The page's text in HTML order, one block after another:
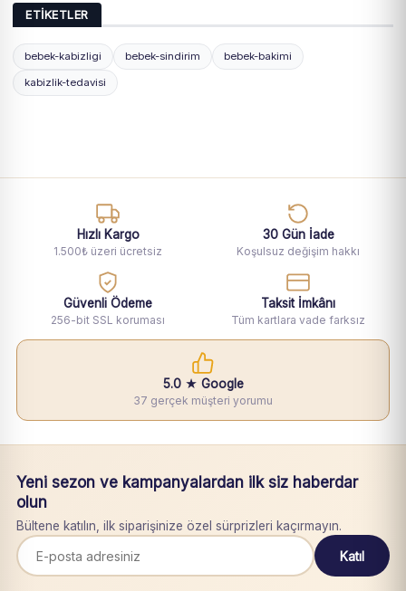
ETIKETLER
bebek-kabizligi bebek-sindirim bebek-bakimi
kabizlik-tedavisi
Hızlı Kargo
1.500₺ üzeri ücretsiz
30 Gün İade
Koşulsuz değişim hakkı
Güvenli Ödeme
256-bit SSL koruması
Taksit İmkânı
Tüm kartlara vade farksız
5.0 ★ Google
37 gerçek müşteri yorumu
Yeni sezon ve kampanyalardan ilk siz haberdar
olun
Bültene katılın, ilk siparişinize özel sürprizleri kaçırmayın.
Katıl